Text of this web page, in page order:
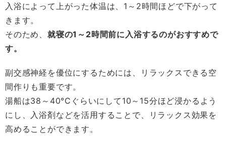
入浴によって上がった体温は、1～2時間ほどで下がって
きます。
そのため、 就寝の1～2時間前に入浴するのがおすすめで
す。
副交感神経を優位にするためには、リラックスできる空
間作りも重要です。
湯船は38～40°Cぐらいにして10～15分ほど浸かるよう
にし、入浴剤などを活用することで、リラックス効果を
高めることができます。